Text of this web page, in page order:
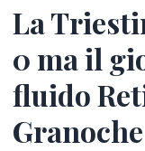
La
0 ma il
fluido
Granoche